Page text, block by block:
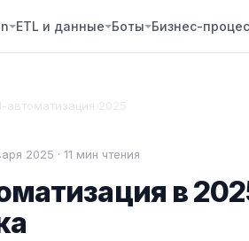
ETL и данные Боты Бизнес-
автоматизация 2025
2025 · 11 мин чтения
в